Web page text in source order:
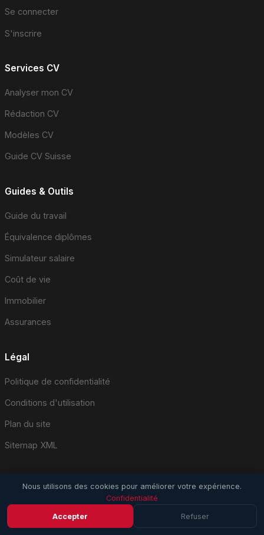
Se connecter
S'inscrire
Services CV
Analyser mon CV
Rédaction CV
Modèles CV
Guide CV Suisse
Guides & Outils
Guide du travail
Équivalence diplômes
Simulateur salaire
Coût de vie
Immobilier
Assurances
Légal
Politique de confidentialité
Conditions d'utilisation
Plan du site
Sitemap XML
© 2026 EmploiSuisse.com. Tous droits réservés.
Nous utilisons des cookies pour améliorer votre expérience.
Confidentialité
Accepter Refuser